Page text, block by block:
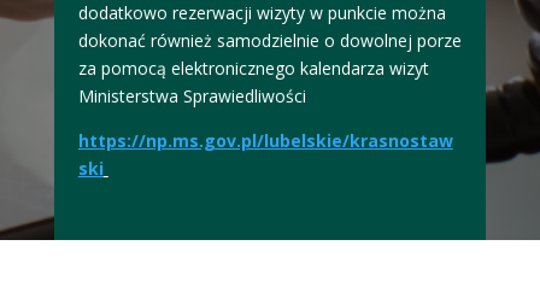
dodatkowo rezerwacji wizyty w punkcie można
dokonać również samodzielnie o dowolnej porze
za pomocą elektronicznego kalendarza wizyt
Ministerstwa Sprawiedliwości
https://np.ms.gov.pl/lubelskie/krasnostaw
ski